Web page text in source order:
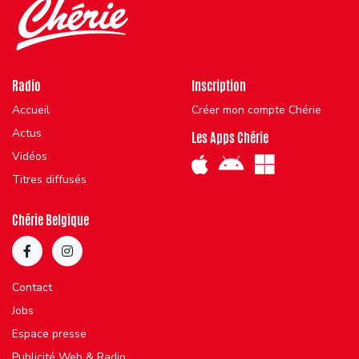
Radio
Accueil
Actus
Vidéos
Titres diffusés
Inscription
Créer mon compte Chérie
Les Apps Chérie
Chérie Belgique
Contact
Jobs
Espace presse